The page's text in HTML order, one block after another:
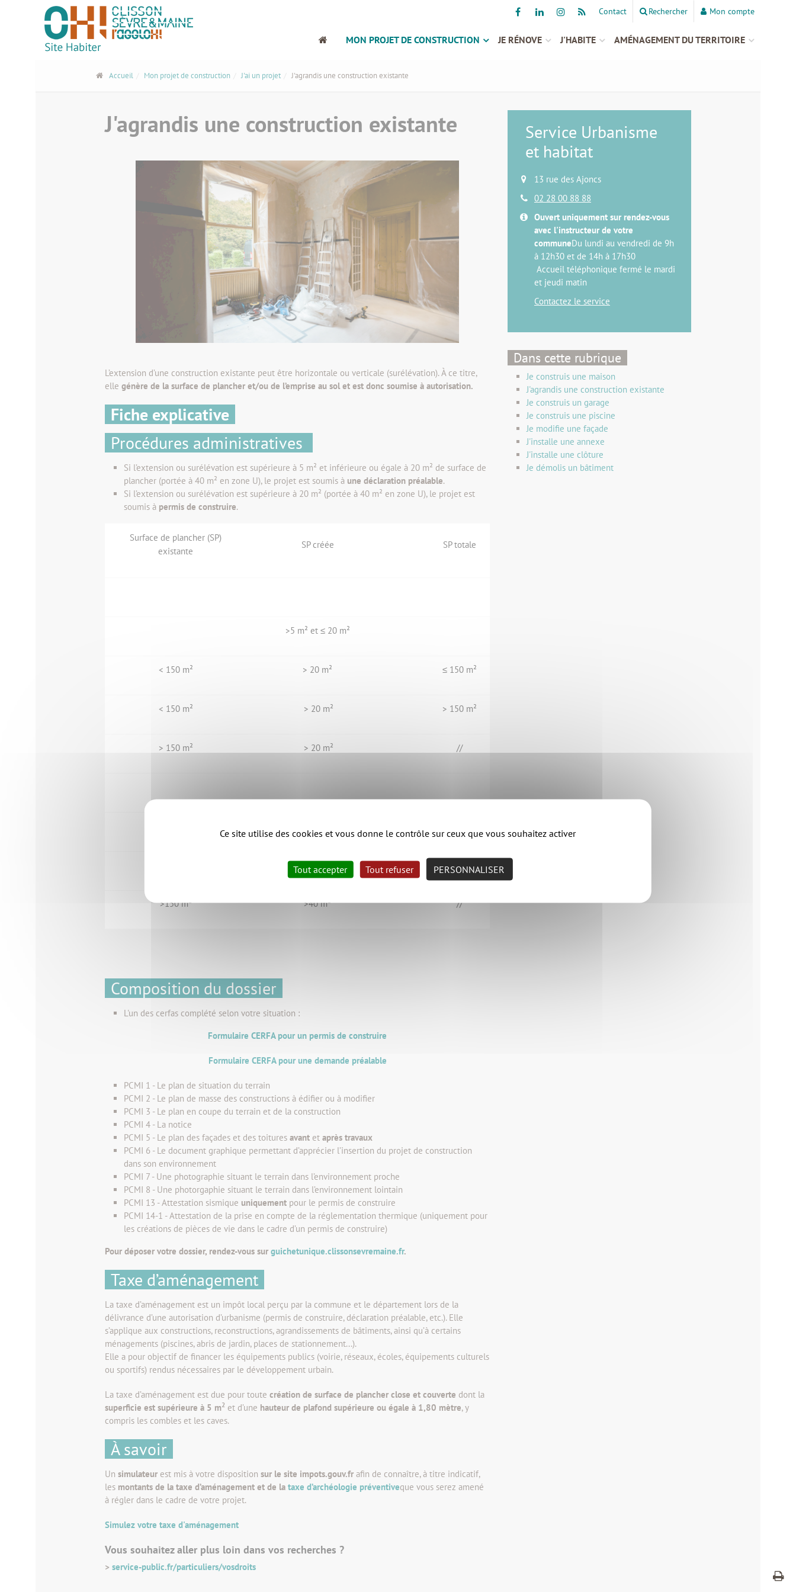
Contact Rechercher Mon compte
MON PROJET DE CONSTRUCTION JE RÉNOVE J'HABITE AMÉNAGEMENT DU TERRITOIRE
Accueil Mon projet de construction J'ai un projet J'agrandis une construction existante
J'agrandis une construction existante
L’extension d’une construction existante peut être horizontale ou verticale (surélévation). À ce titre,
elle génère de la surface de plancher et/ou de l’emprise au sol et est donc soumise à autorisation.
Fiche explicative
Procédures administratives
Si l’extension ou surélévation est supérieure à 5 m² et inférieure ou égale à 20 m² de surface de
plancher (portée à 40 m² en zone U), le projet est soumis à une déclaration préalable.
Si l’extension ou surélévation est supérieure à 20 m² (portée à 40 m² en zone U), le projet est
soumis à permis de construire.
Surface de plancher (SP)
existante
SP créée SP totale
>5 m² et ≤ 20 m²
< 150 m² > 20 m² ≤ 150 m²
< 150 m² > 20 m² > 150 m²
> 150 m² > 20 m² //
>20 m² et ≤40 m² >150 m²
>150 m² >40 m² //
Composition du dossier
L'un des cerfas complété selon votre situation :
Formulaire CERFA pour un permis de construire
Formulaire CERFA pour une demande préalable
PCMI 1 - Le plan de situation du terrain
PCMI 2 - Le plan de masse des constructions à édifier ou à modifier
PCMI 3 - Le plan en coupe du terrain et de la construction
PCMI 4 - La notice
PCMI 5 - Le plan des façades et des toitures avant et après travaux
PCMI 6 - Le document graphique permettant d’apprécier l’insertion du projet de construction
dans son environnement
PCMI 7 - Une photographie situant le terrain dans l’environnement proche
PCMI 8 - Une photorgaphie situant le terrain dans l’environnement lointain
PCMI 13 - Attestation sismique uniquement pour le permis de construire
PCMI 14-1 - Attestation de la prise en compte de la réglementation thermique (uniquement pour
les créations de pièces de vie dans le cadre d’un permis de construire)
Pour déposer votre dossier, rendez-vous sur guichetunique.clissonsevremaine.fr.
Taxe d’aménagement
La taxe d’aménagement est un impôt local perçu par la commune et le département lors de la
délivrance d’une autorisation d’urbanisme (permis de construire, déclaration préalable, etc.). Elle
s’applique aux constructions, reconstructions, agrandissements de bâtiments, ainsi qu’à certains
ménagements (piscines, abris de jardin, places de stationnement...).
Elle a pour objectif de financer les équipements publics (voirie, réseaux, écoles, équipements culturels
ou sportifs) rendus nécessaires par le développement urbain.
La taxe d’aménagement est due pour toute création de surface de plancher close et couverte dont la
superficie est supérieure à 5 m2 et d’une hauteur de plafond supérieure ou égale à 1,80 mètre, y
compris les combles et les caves.
À savoir
Un simulateur est mis à votre disposition sur le site impots.gouv.fr afin de connaître, à titre indicatif,
les montants de la taxe d’aménagement et de la taxe d’archéologie préventiveque vous serez amené
à régler dans le cadre de votre projet.
Simulez votre taxe d'aménagement
Vous souhaitez aller plus loin dans vos recherches ?
> service-public.fr/particuliers/vosdroits
Service Urbanisme
et habitat
13 rue des Ajoncs
02 28 00 88 88
Ouvert uniquement sur rendez-vous
avec l'instructeur de votre
communeDu lundi au vendredi de 9h
à 12h30 et de 14h à 17h30
Accueil téléphonique fermé le mardi
et jeudi matin
Contactez le service
Dans cette rubrique
Je construis une maison
J'agrandis une construction existante
Je construis un garage
Je construis une piscine
Je modifie une façade
J'installe une annexe
J'installe une clôture
Je démolis un bâtiment
Panneau de gestion des cookies
Ce site utilise des cookies et vous donne le contrôle sur ceux que vous souhaitez activer
Tout accepter Tout refuser PERSONNALISER